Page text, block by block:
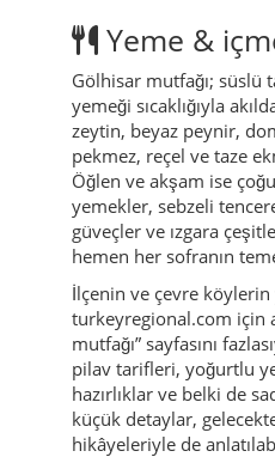
Yeme &
Gölhisar mutfağı; süslü
yemeği sıcaklığıyla
zeytin, beyaz peynir,
pekmez, reçel ve taze
Öğlen ve akşam ise
yemekler, sebzeli
güveçler ve ızgara
hemen her sofranın
İlçenin ve çevre
turkeyregional.com için
mutfağı” sayfasını
pilav tarifleri, yoğurtlu
hazırlıklar ve belki de
küçük detaylar,
hikâyeleriyle de